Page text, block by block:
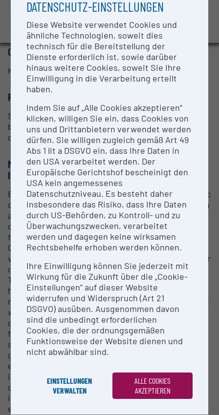
Evaluation Study 2022
Awards and press releases
harvesting on small plots. It offers advanced
technology and robust performance, making it ideal
for research and seed production.
CONTACT PERSON
KENNY PAUL
RESEARCH SERVICES
Scientific cooperation is possible. Interested plant
breeders, researchers and/or institutions, kindly
contact Kenny Paul for further information
METHODS & EXPERTISE FOR RESEARCH
INFRASTRUCTURE
BOKU plot combine harvester features a hydrostatic
drive with speeds ranging from 0 to 25 km/h, and an
adjustable steering column for optimal operator
comfort. The multi-function lever integrated into
the armrest enhances control, while the powerful
OptiFlow threshing system, with a continuously
variable drum speed (240-1680 rpm) and an indicator
on the control panel, ensures effective threshing.
The hydraulic rear axle steering and central
hydraulic concave adjustment provide excellent
manoeuvrability and adaptability. The machine large
wrap angle facilitates high grain separation,
complemented by single and double sieves for
flexibility. The non-mixing pneumatic grain feed
system and pneumatic cutter bar blow-out maintain
grain purity, and the threshing box conveyor
ensures efficient crop transport. Additionally, the
infinitely variable axial cleaning fan optimizes
cleaning performance. Essential accessories
include a fire extinguisher, spare knives, and tools,
ensuring readiness for various operational needs.
DATENSCHUTZ-EINSTELLUNGEN
Diese Website verwendet Cookies und
ähnliche Technologien, soweit dies
technisch für die Bereitstellung der
Dienste erforderlich ist, sowie darüber
hinaus weitere Cookies, soweit Sie Ihre
Einwilligung in die Verarbeitung erteilt
haben.
Indem Sie auf „Alle Cookies akzeptieren“
klicken, willigen Sie ein, dass Cookies von
uns und Drittanbietern verwendet werden
dürfen. Sie willigen zugleich gemäß Art 49
Abs 1 lit a DSGVO ein, dass Ihre Daten in
den USA verarbeitet werden. Der
Europäische Gerichtshof bescheinigt den
USA kein angemessenes
Datenschutzniveau. Es besteht daher
insbesondere das Risiko, dass Ihre Daten
durch US-Behörden, zu Kontroll- und zu
Überwachungszwecken, verarbeitet
werden und dagegen keine wirksamen
Rechtsbehelfe erhoben werden können.
Ihre Einwilligung können Sie jederzeit mit
Wirkung für die Zukunft über die „Cookie-
Einstellungen“ auf dieser Website
widerrufen und Widerspruch (Art 21
DSGVO) ausüben. Ausgenommen davon
sind die unbedingt erforderlichen
Cookies, die der ordnungsgemäßen
Funktionsweise der Website dienen und
nicht abwählbar sind.
EINSTELLUNGEN
VERWALTEN
ALLE COOKIES
AKZEPTIEREN